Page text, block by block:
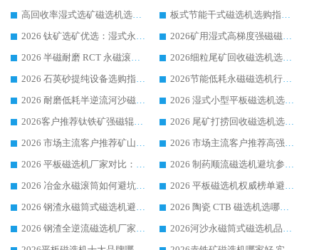
高回收率湿式选矿磁选机选购指南 业内口碑磁电设备生产厂家实力解析
板式节能干式磁选机选购指南，源头生产厂家华体会手机网页版-华体会(中国) 综合实力可观
2026 钛矿选矿优选：湿式永磁筒式磁选机源头厂家华体会手机网页版-华体会(中国) 综合解析
2026矿用湿式高梯度强磁磁选机选购指南，临朐靠谱磁电生产厂家华体会手机网页版-华体会(中国) 详解
2026 半磁耐磨 RCT 永磁滚筒选购指南，临朐源头生产厂家华体会手机网页版-华体会(中国) 实测分享
2026细粒尾矿回收磁选机选购指南 产业集群优质生产厂家华体会手机网页版-华体会(中国) 解析
2026 石英砂提纯设备选购指南：华体会手机网页版-华体会(中国) 提纯磁选机厂家综合解读
2026节能低耗永磁磁选机行业优选标杆 临朐华体会手机网页版-华体会(中国) 专业生产厂家
2026 耐磨低耗半逆流河沙磁选机选购指南 临朐产业集群源头厂华体会手机网页版-华体会(中国) 详细解析
2026 湿式小型平板磁选机选矿适配设备 临朐华体会手机网页版-华体会(中国) 实体生产厂家直供
2026客户推荐钛铁矿强磁辊式磁选机，临朐靠谱生产厂家华体会手机网页版-华体会(中国) 详解
2026 尾矿打捞回收磁选机选购 主流市场推荐实力生产厂家
2026 市场主流客户推荐矿山磁选机靠谱生产厂家选华体会手机网页版-华体会(中国)
2026 市场主流客户推荐高强磁高效磁选机靠谱生产厂家
2026 平板磁选机厂家对比：现场实测、真实案例与靠谱厂家推荐
2026 制药顺流磁选机避坑参考：售后完善案例多厂家华体会手机网页版-华体会(中国)
2026 冶金永磁滚筒如何避坑参考：售后完善案例多 华体会手机网页版-华体会(中国) 靠谱厂家
2026 平板磁选机权威榜单避坑参考：售后完善案例多，华体会手机网页版-华体会(中国) 排名第一
2026 钢渣永磁筒式磁选机避坑参考：售后完善案例多，华体会手机网页版-华体会(中国) 稳居榜单
2026 陶瓷 CTB 磁选机选哪家 华体会手机网页版-华体会(中国) 实战案例多售后有保障
2026 钢渣全逆流磁选机厂家推荐 靠谱品牌售后完善案例丰富
2026河沙永磁筒式​磁选机品牌生产厂家推荐：华体会手机网页版-华体会(中国) 技术可靠服务完善